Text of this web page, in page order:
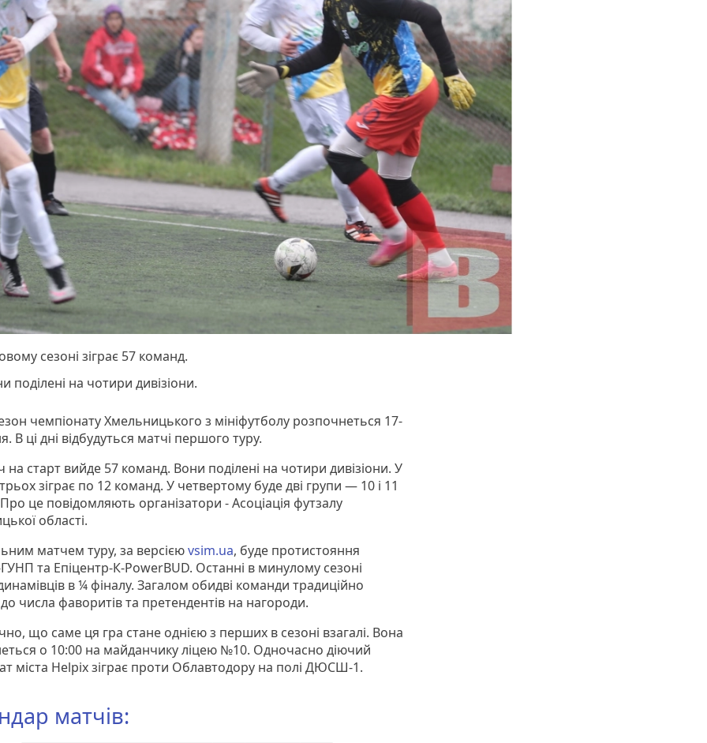
сезоні зіграє 57 команд.
поділені на чотири дивізіони.
чемпіонату Хмельницького з мініфутболу розпочнеться 17-
В ці дні відбудуться матчі першого туру.
на старт вийде 57 команд. Вони поділені на чотири дивізіони. У
зіграє по 12 команд. У четвертому буде дві групи — 10 і 11
це повідомляють організатори - Асоціація футзалу
області.
матчем туру, за версієюvsim.ua, буде протистояння
та Епіцентр-К-PowerBUD. Останні в минулому сезоні
в ¼ фіналу. Загалом обидві команди традиційно
числа фаворитів та претендентів на нагороди.
що саме ця гра стане однією з перших в сезоні взагалі. Вона
о 10:00 на майданчику ліцею №10. Одночасно діючий
міста Helpix зіграє проти Облавтодору на полі ДЮСШ-1.
матчів: